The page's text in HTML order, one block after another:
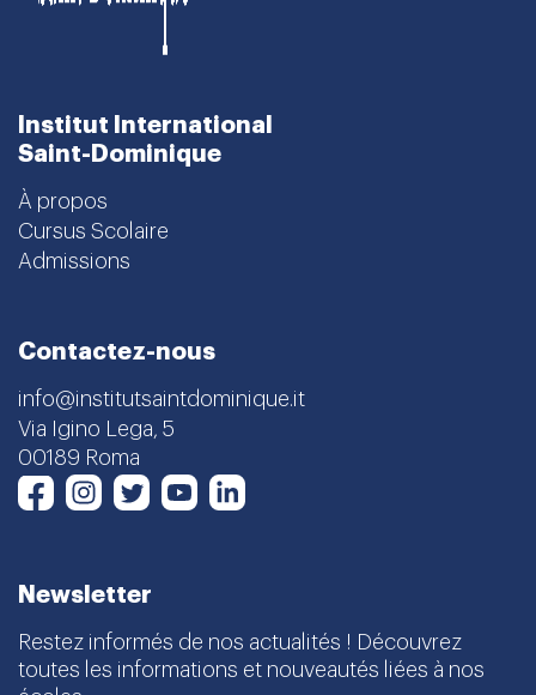
Institut International
Saint-Dominique
À propos
Cursus Scolaire
Admissions
Contactez-nous
info@institutsaintdominique.it
Via Igino Lega, 5
00189 Roma
FacebookInstagram
TwitterYoutube
Newsletter
Restez informés de nos actualités ! Découvrez
toutes les informations et nouveautés liées à nos